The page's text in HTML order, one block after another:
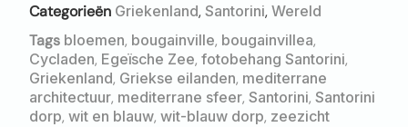
Categorieën Griekenland, Santorini, Wereld
Tags bloemen, bougainville, bougainvillea,
Cycladen, Egeïsche Zee, fotobehang Santorini,
Griekenland, Griekse eilanden, mediterrane
architectuur, mediterrane sfeer, Santorini, Santorini
dorp, wit en blauw, wit-blauw dorp, zeezicht